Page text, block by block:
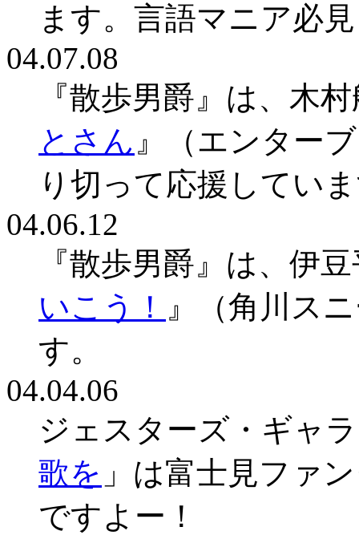
ます。言語マニア必
04.07.08
『散歩男爵』は、木
とさん 』（エンター
り切って応援してい
04.06.12
『散歩男爵』は、伊
いこう！
』（角川ス
す。
04.04.06
ジェスターズ・ギャ
歌を 」は富士見ファ
ですよー！